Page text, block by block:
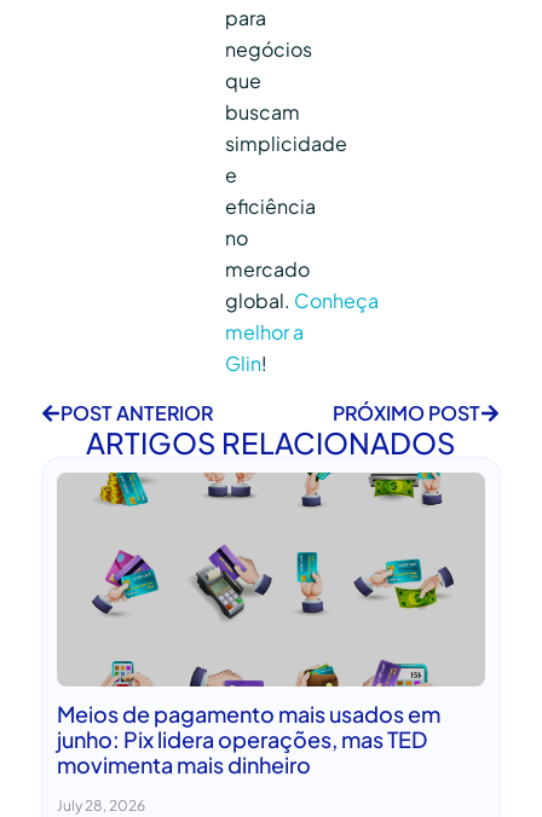
para
negócios
que
buscam
simplicidade
e
eficiência
no
mercado
global. Conheça
melhor a
Glin!
POST ANTERIOR
PRÓXIMO POST
ARTIGOS RELACIONADOS
Meios de pagamento mais usados em
junho: Pix lidera operações, mas TED
movimenta mais dinheiro
July 28, 2026